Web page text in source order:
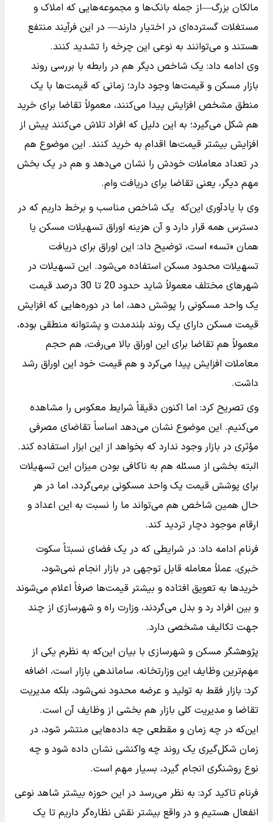
مالکان بزرگ—از جمله بانک‌ها و مجموعه‌هایی که املاک و
مستغلات گسترده‌ای در اختیار دارند— در این فرآیند منتفع
هستند و می‌توانند به نوعی این چرخه را تشدید کنند.
وی ادامه داد: یک شاخص دیگر هم در رابطه با بررسی روند
بازار مسکن و قیمت‌ها وجود دارد؛ زمانی که قیمت‌ها با یک
منطق مشخص افزایش پیدا می‌کنند، معمولاً تقاضا برای خرید
هم شکل می‌گیرد؛ به این دلیل که افراد تلاش می‌کنند پیش از
افزایش بیشتر قیمت‌ها اقدام به خرید کنند. این موضوع هم
در تعداد معاملات خودش را نشان می‌دهد و هم در یک بخش
مهم دیگر، یعنی تقاضا برای دریافت وام.
وی با یادآوری این‌که یک شاخص مناسب و برخط داریم که در
دسترس همه قرار دارد و آن هزینه اوراق تسهیلات مسکن یا
همان «تسه» است، توضیح داد: این اوراق برای دریافت
تسهیلات محدود مسکن استفاده می‌شود. این تسهیلات در
شهرهای مختلف معمولاً شاید حدود 20 تا 30 درصد قیمت
یک واحد مسکونی را پوشش دهد، اما در دوره‌هایی که افزایش
قیمت مسکن دارای یک روند بلندمدت و پشتوانه منطقی بوده،
معمولاً هم تقاضا برای این اوراق بالا می‌رفت، هم حجم
معاملات افزایش پیدا می‌کرد و هم قیمت خود این اوراق رشد
داشت.
وی تصریح کرد: اما اکنون دقیقاً شرایط معکوس را مشاهده
می‌کنیم. این موضوع نشان می‌دهد اساساً تقاضای مصرفی
مؤثری در بازار وجود ندارد که بخواهد از این ابزار استفاده کند.
البته بخشی از مسئله هم به ناکافی بودن میزان این تسهیلات
برای پوشش قیمت یک واحد مسکونی برمی‌گردد، اما در هر
حال همین شاخص هم می‌تواند ما را نسبت به این اعداد و
ارقام موجود دچار تردید کند.
فرنام ادامه داد: در شرایطی که در یک فضای نسبتاً سکوت
خبری، عملاً معامله قابل توجهی در بازار انجام نمی‌شود،
خریدها به تعویق افتاده و بیشتر قیمت‌ها صرفاً اعلام می‌شوند
و بین افراد رد و بدل می‌گردند، وزارت راه و شهرسازی از چند
جهت تکالیف مشخصی دارد.
پژوهشگر مسکن و شهرسازی با بیان این‌که به نظرم یکی از
مهم‌ترین وظایف این وزارتخانه، ساماندهی بازار است، اضافه
کرد: بازار فقط به تولید و عرضه محدود نمی‌شود، بلکه مدیریت
تقاضا و مدیریت کلی بازار هم بخشی از وظایف آن است.
این‌که در چه زمان و مقطعی چه داده‌هایی منتشر شود، در
زمان شکل‌گیری یک روند چه واکنشی نشان داده شود و چه
نوع روشنگری انجام گیرد، بسیار مهم است.
فرنام تاکید کرد: به نظر می‌رسد در این حوزه بیشتر شاهد نوعی
انفعال هستیم و در واقع بیشتر نقش نظاره‌گر داریم تا یک